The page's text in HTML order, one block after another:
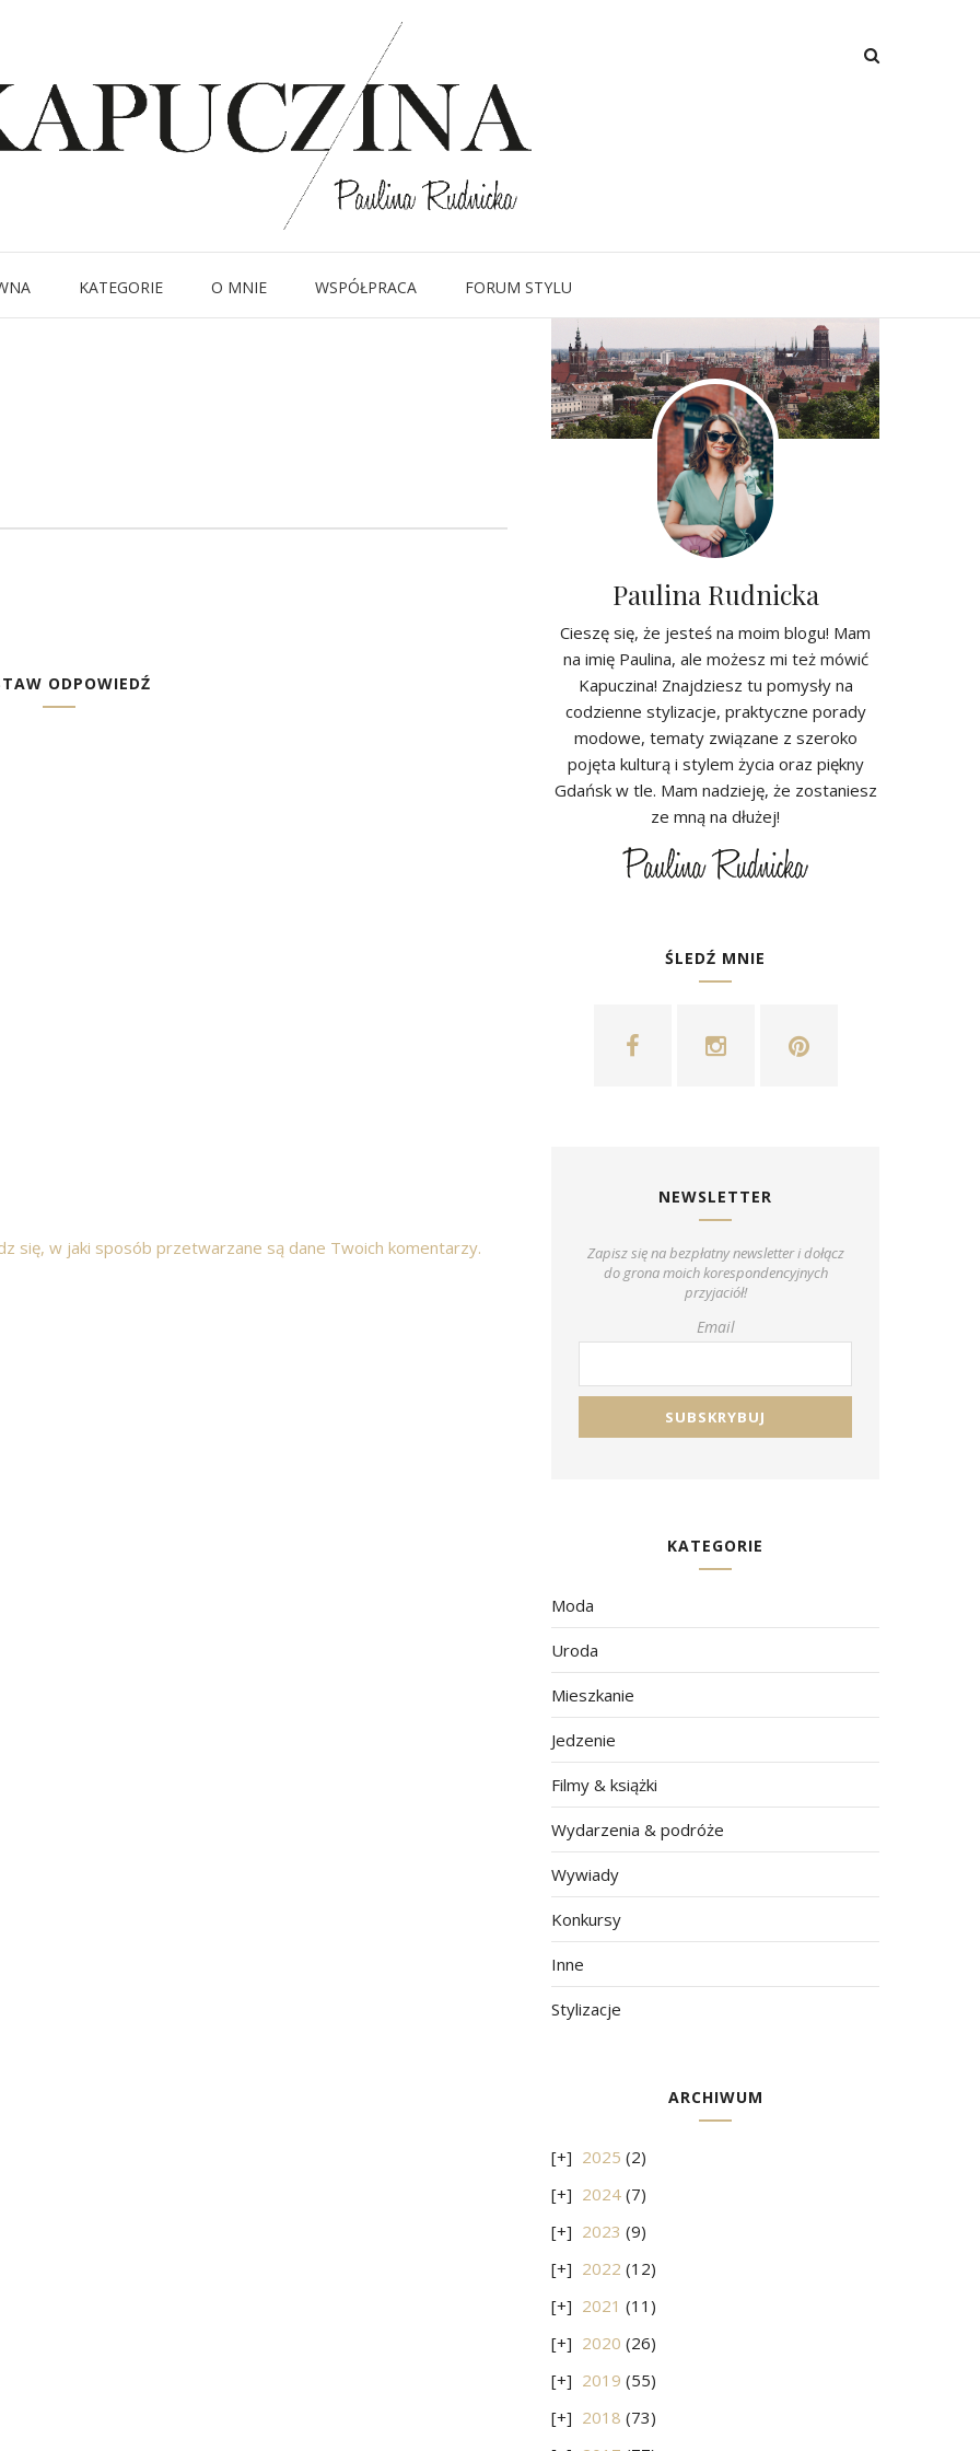
KATEGORIE O MNIE WSPÓŁPRACA FORUM STYLU
016
Written byKapuczina in
ODPOWIEDŹ
się, w jaki sposób przetwarzane są dane Twoich komentarzy.
Paulina Rudnicka
Cieszę się, że jesteś na moim blogu! Mam
na imię Paulina, ale możesz mi też mówić
Kapuczina! Znajdziesz tu pomysły na
codzienne stylizacje, praktyczne porady
modowe, tematy związane z szeroko
pojęta kulturą i stylem życia oraz piękny
Gdańsk w tle. Mam nadzieję, że zostaniesz
ze mną na dłużej!
ŚLEDŹ MNIE
NEWSLETTER
Zapisz się na bezpłatny newsletter i dołącz
do grona moich korespondencyjnych
przyjaciół!
Email
KATEGORIE
Moda
Uroda
Mieszkanie
Jedzenie
Filmy & książki
Wydarzenia & podróże
Wywiady
Konkursy
Inne
Stylizacje
ARCHIWUM
2025 (2)
2024 (7)
2023 (9)
2022 (12)
2021 (11)
2020 (26)
2019 (55)
2018 (73)